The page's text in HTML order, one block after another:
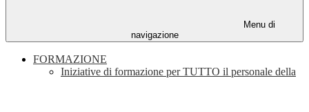
Menu di
navigazione
FORMAZIONE
Iniziative di formazione per TUTTO il personale della